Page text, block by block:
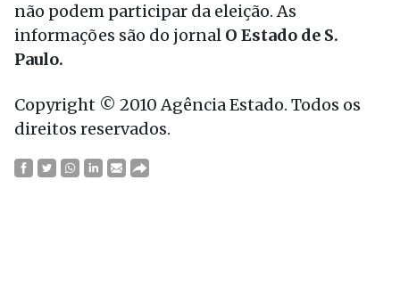
não podem participar da eleição. As
informações são do jornal O Estado de S.
Paulo.
Copyright © 2010 Agência Estado. Todos os
direitos reservados.